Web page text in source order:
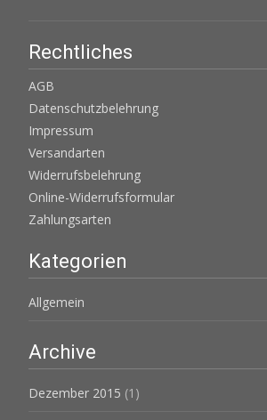
Rechtliches
AGB
Datenschutzbelehrung
Impressum
Versandarten
Widerrufsbelehrung
Online-Widerrufsformular
Zahlungsarten
Kategorien
Allgemein
Archive
Dezember 2015 (1)